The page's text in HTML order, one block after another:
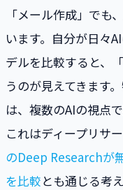
「メール作成」でも
います。自分が日々
デルを比較すると、
うのが見えてきます
は、複数のAIの視点
これはディープリサ
のDeep Researchが
を比較とも通じる考